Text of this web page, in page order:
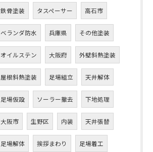
鉄骨塗装 タスペーサー 高石市
ベランダ防水 兵庫県 その他塗装
オイルステン 大阪府 外壁斜熱塗装
屋根斜熱塗装 足場組立 天井解体
足場仮設 ソーラー撤去 下地処理
大阪市 生野区 内装 天井張替
足場解体 挨拶まわり 足場着工